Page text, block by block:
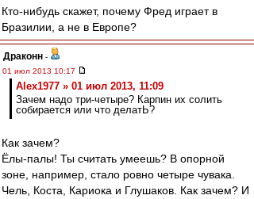
Кто-нибудь скажет, почему Фред играет в
Бразилии, а не в Европе?
Драконн -
01 июл 2013 10:17
Alex1977 » 01 июл 2013, 11:09
Зачем надо три-четыре? Карпин их солить
собирается или что делатЬ?
Как зачем?
Ёлы-палы! Ты считать умеешь? В опорной
зоне, например, стало ровно четыре чувака.
Чель, Коста, Кариока и Глушаков. Как зачем? И